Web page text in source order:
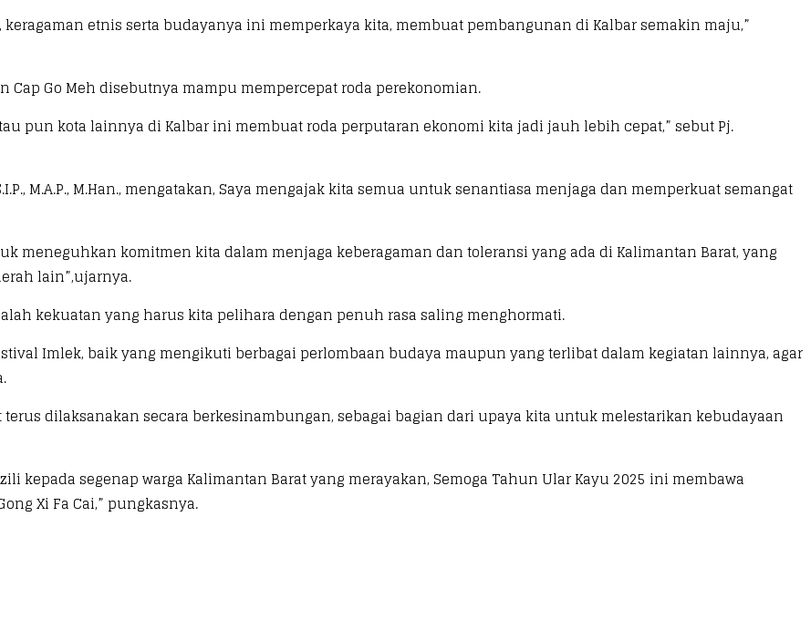
etnis serta budayanya ini memperkaya kita, membuat pembangunan di Kalbar semakin maju,”
Go Meh disebutnya mampu mempercepat roda perekonomian.
pun kota lainnya di Kalbar ini membuat roda perputaran ekonomi kita jadi jauh lebih cepat,” sebut Pj.
M.A.P., M.Han., mengatakan, Saya mengajak kita semua untuk senantiasa menjaga dan memperkuat semangat
meneguhkan komitmen kita dalam menjaga keberagaman dan toleransi yang ada di Kalimantan Barat, yang
lain”,ujarnya.
kekuatan yang harus kita pelihara dengan penuh rasa saling menghormati.
Imlek, baik yang mengikuti berbagai perlombaan budaya maupun yang terlibat dalam kegiatan lainnya, agar
terus dilaksanakan secara berkesinambungan, sebagai bagian dari upaya kita untuk melestarikan kebudayaan
kepada segenap warga Kalimantan Barat yang merayakan, Semoga Tahun Ular Kayu 2025 ini membawa
Xi Fa Cai,” pungkasnya.